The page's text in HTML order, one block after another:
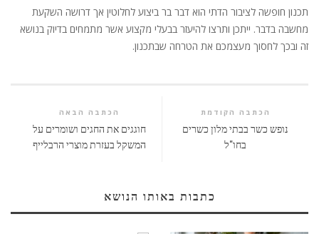
תכנון חופשה לציבור הדתי הוא דבר בר ביצוע לחלוטין אך דרושה השקעת
מחשבה בדבר. ייתכן ותרצו להיעזר בבעלי מקצוע אשר מתמחים בדיוק בנושא
זה ובכך לחסוך מעצמכם את הטרחה שבתכנון.
הכתבה הקודמת
נופש כשר בבתי מלון כשרים
בחו"ל
הכתבה הבאה
חוגגים את החגים ושומרים על
המשקל בעזרת מוצרי הרבלייף
כתבות באותו הנושא